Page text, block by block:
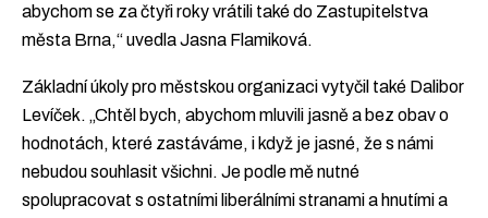
abychom se za čtyři roky vrátili také do Zastupitelstva
města Brna,“ uvedla Jasna Flamiková.
Základní úkoly pro městskou organizaci vytyčil také Dalibor
Levíček. „Chtěl bych, abychom mluvili jasně a bez obav o
hodnotách, které zastáváme, i když je jasné, že s námi
nebudou souhlasit všichni. Je podle mě nutné
spolupracovat s ostatními liberálními stranami a hnutími a